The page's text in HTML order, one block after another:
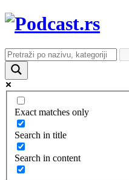
Exact matches only
Search in title
Search in content